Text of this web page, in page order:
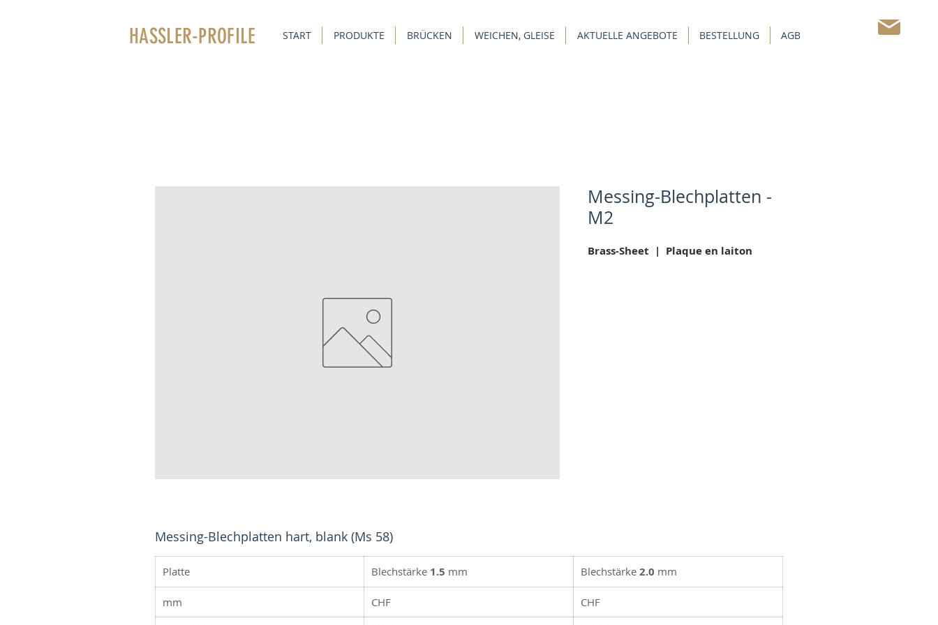
HASSLER-PROFILE START PRODUKTE BRÜCKEN WEICHEN, GLEISE AKTUELLE ANGEBOTE BESTELLUNG AGB
Messing-Blechplatten -
M2
Brass-Sheet | Plaque en laiton
Messing-Blechplatten hart, blank (Ms 58)
Platte Blechstärke 1.5 mm Blechstärke 2.0 mm
mm CHF CHF